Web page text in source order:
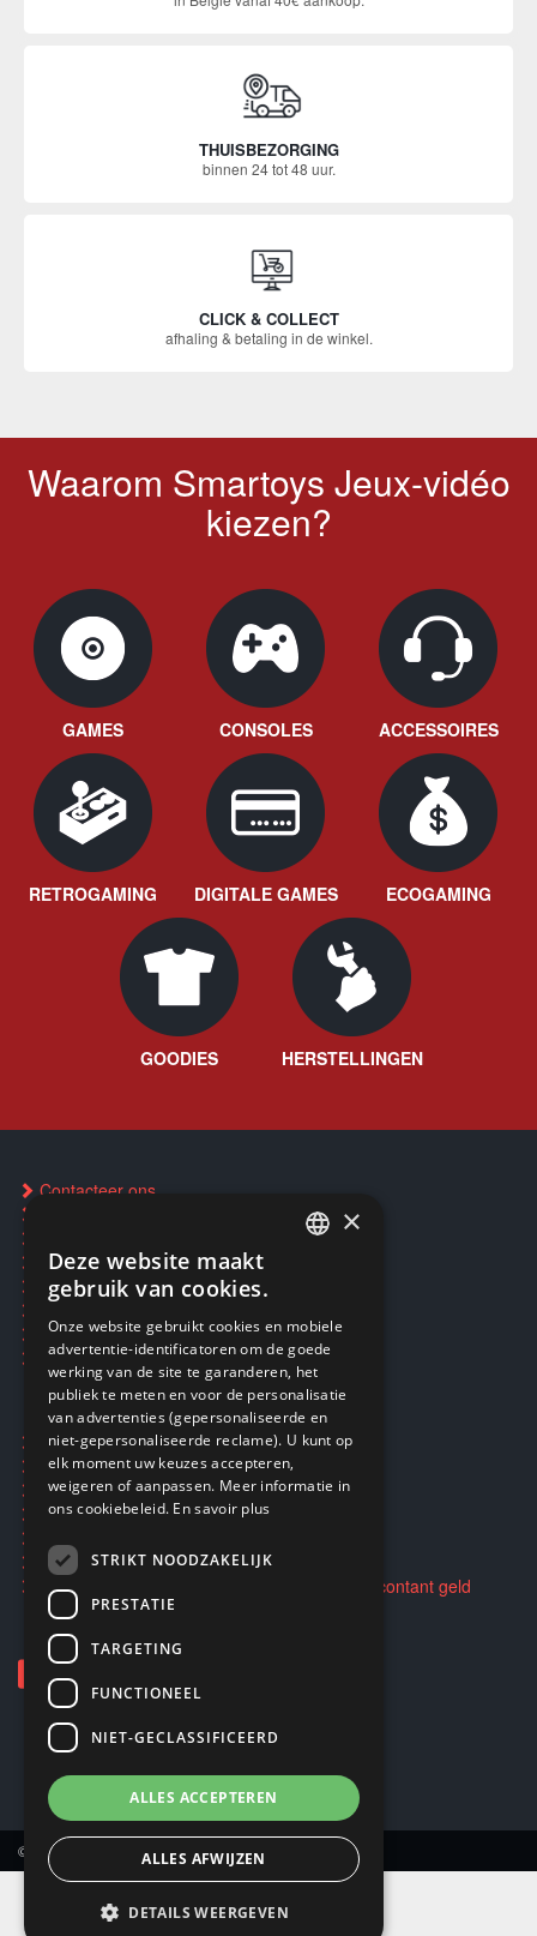
THUISBEZORGING
binnen 24 tot 48 uur.
CLICK & COLLECT
afhaling & betaling in de winkel.
Waarom Smartoys Jeux-vidéo
kiezen?
GAMES CONSOLES ACCESSOIRES
RETROGAMING DIGITALE GAMES ECOGAMING
GOODIES HERSTELLINGEN
Contacteer ons
Inkoop Pokémon-kaarten
Reservering via SMS
Reparaties & After-sales
Smartpunten
Ecogaming
Verzending en retouren
Privacybeleid
Algemene voorwaarden
Opkopen en doorverkopen van spellen voor contant geld
© Copyright 2026 Smartoys SA.
DUTCH
ENGLISH
×
Deze website maakt
gebruik van cookies.
Onze website gebruikt cookies en mobiele
advertentie-identificatoren om de goede
werking van de site te garanderen, het
publiek te meten en voor de personalisatie
van advertenties (gepersonaliseerde en
niet-gepersonaliseerde reclame). U kunt op
elk moment uw keuzes accepteren,
weigeren of aanpassen. Meer informatie in
ons cookiebeleid. En savoir plus
STRIKT NOODZAKELIJK
PRESTATIE
TARGETING
FUNCTIONEEL
NIET-GECLASSIFICEERD
ALLES ACCEPTEREN
ALLES AFWIJZEN
DETAILS WEERGEVEN